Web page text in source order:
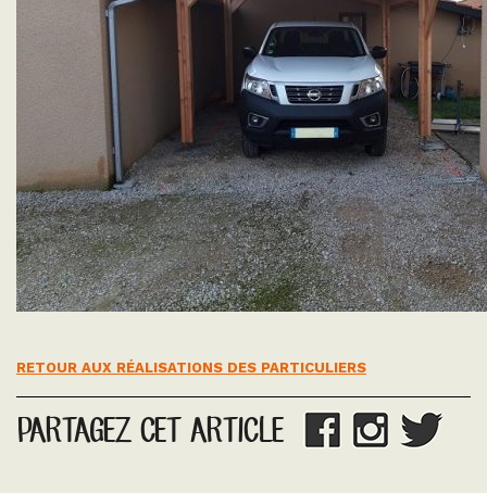
RETOUR AUX RÉALISATIONS DES PARTICULIERS
PARTAGEZ CET ARTICLE